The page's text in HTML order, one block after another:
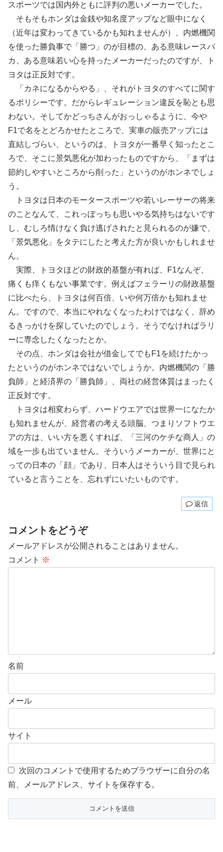
スポーツでは国内外ともに評判の悪いメーカーでした。
そもそもホンダは金銭や知名度アップなど眼中になく
（近年は変わってきているかも知れませんが）、内燃機関
を使った勝負事で「勝つ」のが目標の、ある意味レースバ
カ、ある意味若い心を持ったメーカーだったのですが、ト
ヨタは正反対です。
「カネになるからやる」、それがトヨタのすべてに関す
るポリシーです。だからレギュレーション違反を恥とも思
わない。そしてかどっちさんがおっしゃるように、今や
F1で名をとどろかせたところで、実車の販売アップには
直結しづらい、というのは、トヨタが一番早く知ったとこ
ろで、そこに景気悪化が加わったものですから、「まずは
節約しやすいところから削った」というのがホンネでしょ
う。
トヨタは日本のモータースポーツや若いレーサーの将来
のことなんて、これっぽっちも思いやる気持ちはないです
し、むしろ情けなく負け逃げされたと見られるのが嫌で、
「景気悪化」をタテにしたと考えた方が良いかもしれませ
ん。
実際、トヨタほどの財政的基盤が有れば、F1なんぞ、
痛くも痒くもない事業です。例えばフェラーリの財政基盤
に比べたら、トヨタは何百倍、いや何万倍かも知れませ
ん。ですので、本当にやれなくなったわけではなく、辞め
るきっかけを探していたのでしょう。そうでなければラリ
ーに専念したくなったとか。
その点、ホンダは会社が借金してでもF1を続けたかっ
たというのがホンネではないでしょうか。内燃機関の「勝
負師」と経済界の「勝負師」、両社の経営体質はまったく
正反対です。
トヨタは相変わらず、ハードウエアでは世界一になたか
も知れませんが、経営者の考える頭脳、つまりソフトウエ
アの方は、いい方を悪くすれば、「三河のケチな商人」の
域を一歩も出ていません。そういうメーカーが、世界にと
っての日本の「顔」であり、日本人はそういう目で見られ
ていると言うことを、忘れずにいたいものです。
返信
コメントをどうぞ
メールアドレスが公開されることはありません。
コメント ※
名前
メール
サイト
次回のコメントで使用するためブラウザーに自分の名
前、メールアドレス、サイトを保存する。